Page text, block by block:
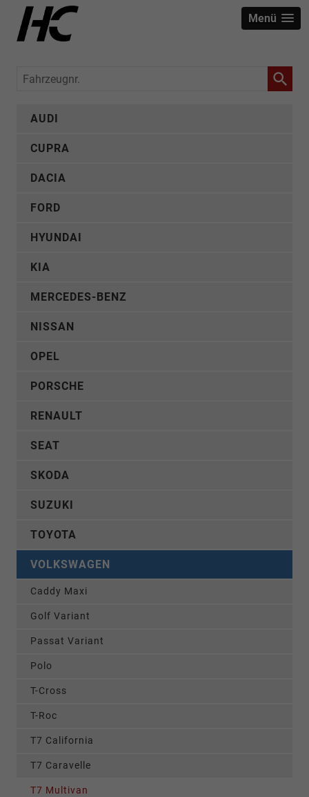
Menü
Fahrzeugnr.
AUDI
CUPRA
DACIA
FORD
HYUNDAI
KIA
MERCEDES-BENZ
NISSAN
OPEL
PORSCHE
RENAULT
SEAT
SKODA
SUZUKI
TOYOTA
VOLKSWAGEN
Caddy Maxi
Golf Variant
Passat Variant
Polo
T-Cross
T-Roc
T7 California
T7 Caravelle
T7 Multivan